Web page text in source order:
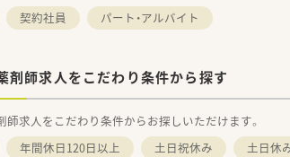
契約社員 パート・アルバイト
剤師求人をこだわり条件から探す
師求人をこだわり条件からお探しいただけます。
年間休日120日以上 土日祝休み 土日休